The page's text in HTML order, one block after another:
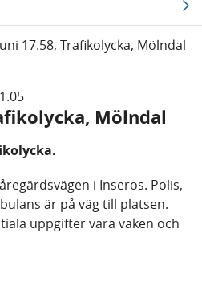
17.58, Trafikolycka, Mölndal
Mölndal
i Inseros. Polis,
är på väg till platsen.
uppgifter vara vaken och